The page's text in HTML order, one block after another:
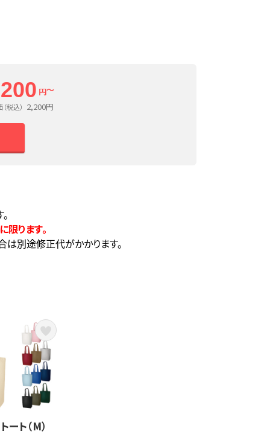
円～
（税込） 2,200円
ります。
別途修正代がかかります。
ート（M）